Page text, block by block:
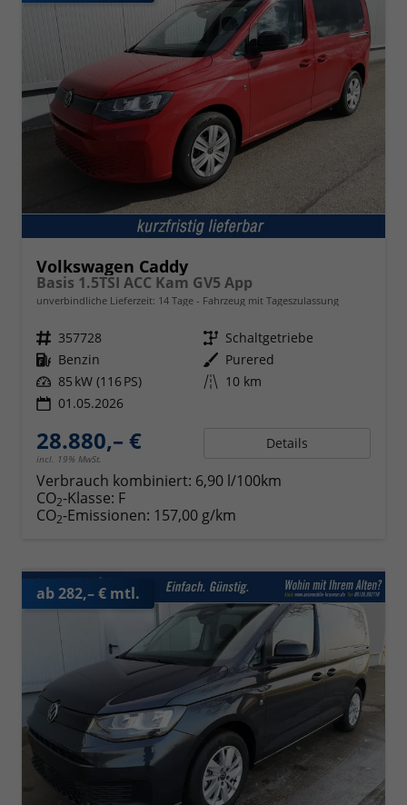
Volkswagen Caddy
Basis 1.5TSI ACC Kam GV5 App
unverbindliche Lieferzeit: 14 Tage Fahrzeug mit Tageszulassung
Fahrzeugnr. 357728 Getriebe Schaltgetriebe
Kraftstoff Benzin Außenfarbe Purered
Leistung 85 kW (116 PS) Kilometerstand 10 km
01.05.2026
28.880,– €
incl. 19% MwSt.
Details
Verbrauch kombiniert: 6,90 l/100km
CO2-Klasse: F
CO2-Emissionen: 157,00 g/km
ab 282,– € mtl.